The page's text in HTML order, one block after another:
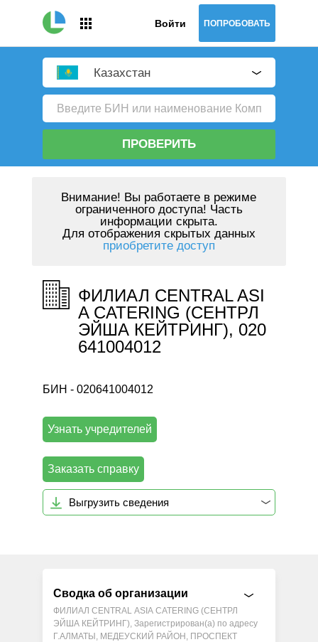
Войти ПОПРОБОВАТЬ
Казахстан
ПРОВЕРИТЬ
Внимание! Вы работаете в режиме
ограниченного доступа! Часть
информации скрыта.
Для отображения скрытых данных
приобретите доступ
ФИЛИАЛ CENTRAL ASI
A CATERING (СЕНТРЛ
ЭЙША КЕЙТРИНГ), 020
641004012
БИН - 020641004012
Узнать учредителей
Заказать справку
Выгрузить сведения
Сводка об организации
ФИЛИАЛ CENTRAL ASIA CATERING (СЕНТРЛ
ЭЙША КЕЙТРИНГ), Зарегистрирован(а) по адресу
Г.АЛМАТЫ, МЕДЕУСКИЙ РАЙОН, ПРОСПЕКТ